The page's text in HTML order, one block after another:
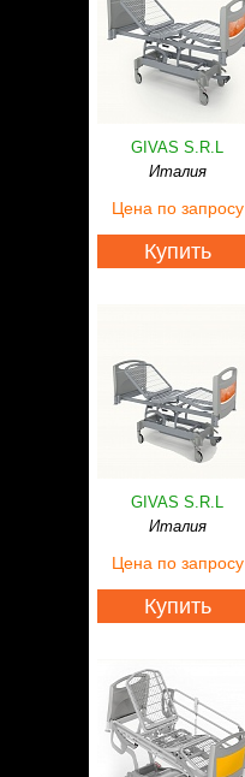
GIVAS S.R.L
Италия
Цена по запросу
Купить
GIVAS S.R.L
Италия
Цена по запросу
Купить